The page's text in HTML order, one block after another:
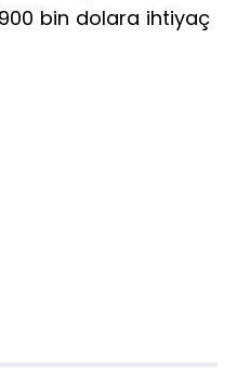
bin dolara ihtiyaç